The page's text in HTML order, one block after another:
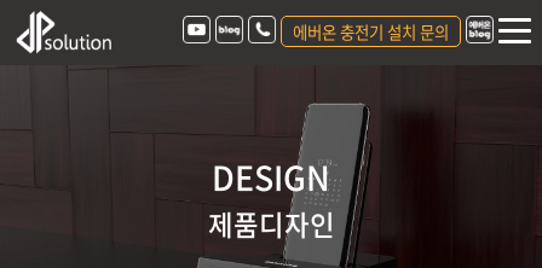
에버온 충전기 설치 문의
DESIGN
제품디자인